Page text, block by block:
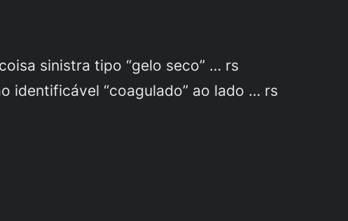
sinistra tipo “gelo seco” … rs
identificável “coagulado” ao lado … rs